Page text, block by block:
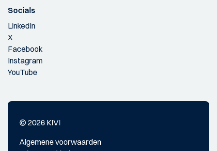
Socials
LinkedIn
X
Facebook
Instagram
YouTube
© 2026 KIVI
Algemene voorwaarden